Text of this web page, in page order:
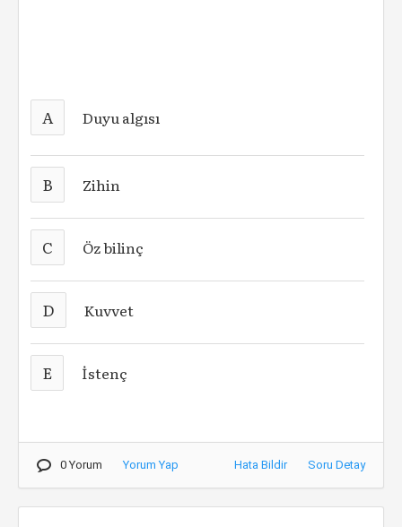
A Duyu algısı
B Zihin
C Öz bilinç
D Kuvvet
E İstenç
0 Yorum Yorum Yap Hata Bildir Soru Detay